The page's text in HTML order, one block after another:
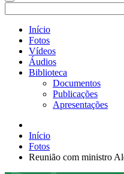
Início
Fotos
Vídeos
Áudios
Biblioteca
Documentos
Publicações
Apresentações
Início
Fotos
Reunião com ministro